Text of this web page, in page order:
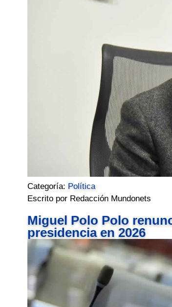
Categoría: Política
Escrito por Redacción Mundonets
Miguel Polo Polo
presidencia en 2026